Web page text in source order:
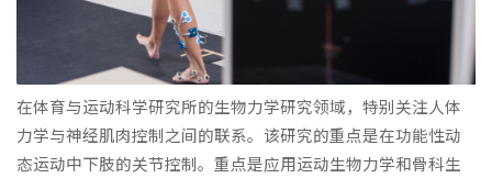
在体育与运动科学研究所的生物力学研究领域，特别关注人体
力学与神经肌肉控制之间的联系。该研究的重点是在功能性动
态运动中下肢的关节控制。重点是应用运动生物力学和骨科生